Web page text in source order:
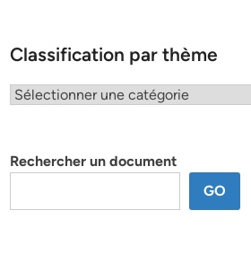
Classification par thème
Classification
Rechercher un document
GO